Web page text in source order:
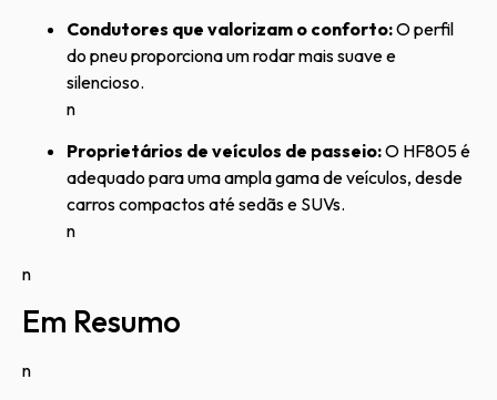
Condutores que valorizam o conforto:O perfil
do pneu proporciona um rodar mais suave e
silencioso.
n
Proprietários de veículos de passeio:O HF805 é
adequado para uma ampla gama de veículos, desde
carros compactos até sedãs e SUVs.
n
n
Em Resumo
n